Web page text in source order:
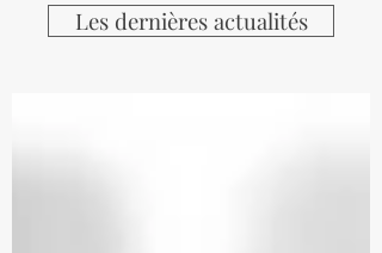
Les dernières actualités